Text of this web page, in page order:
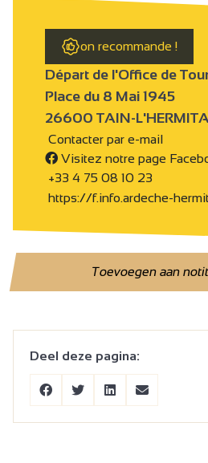
on recommande !
Départ de l'Office de
Place du 8 Mai 1945
26600 TAIN-
Contacter par e-mail
Visitez notre page
+33 4 75 08 10 23
https://f.info.ardeche-
Toevoegen aan
Deel deze pagina: